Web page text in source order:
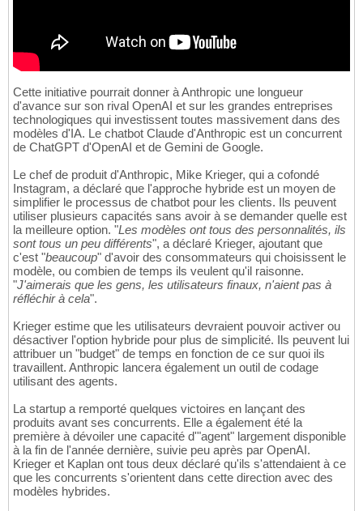
Cette initiative pourrait donner à Anthropic une longueur
d'avance sur son rival OpenAI et sur les grandes entreprises
technologiques qui investissent toutes massivement dans des
modèles d'IA. Le chatbot Claude d'Anthropic est un concurrent
de ChatGPT d'OpenAI et de Gemini de Google.
Le chef de produit d'Anthropic, Mike Krieger, qui a cofondé
Instagram, a déclaré que l'approche hybride est un moyen de
simplifier le processus de chatbot pour les clients. Ils peuvent
utiliser plusieurs capacités sans avoir à se demander quelle est
la meilleure option. "Les modèles ont tous des personnalités, ils
sont tous un peu différents", a déclaré Krieger, ajoutant que
c'est "beaucoup" d'avoir des consommateurs qui choisissent le
modèle, ou combien de temps ils veulent qu'il raisonne.
"J'aimerais que les gens, les utilisateurs finaux, n'aient pas à
réfléchir à cela".
Krieger estime que les utilisateurs devraient pouvoir activer ou
désactiver l'option hybride pour plus de simplicité. Ils peuvent lui
attribuer un "budget" de temps en fonction de ce sur quoi ils
travaillent. Anthropic lancera également un outil de codage
utilisant des agents.
La startup a remporté quelques victoires en lançant des
produits avant ses concurrents. Elle a également été la
première à dévoiler une capacité d'"agent" largement disponible
à la fin de l'année dernière, suivie peu après par OpenAI.
Krieger et Kaplan ont tous deux déclaré qu'ils s'attendaient à ce
que les concurrents s'orientent dans cette direction avec des
modèles hybrides.